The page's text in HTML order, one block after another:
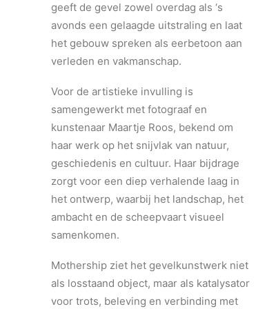
geeft de gevel zowel overdag als ‘s
avonds een gelaagde uitstraling en laat
het gebouw spreken als eerbetoon aan
verleden en vakmanschap.
Voor de artistieke invulling is
samengewerkt met fotograaf en
kunstenaar Maartje Roos, bekend om
haar werk op het snijvlak van natuur,
geschiedenis en cultuur. Haar bijdrage
zorgt voor een diep verhalende laag in
het ontwerp, waarbij het landschap, het
ambacht en de scheepvaart visueel
samenkomen.
Mothership ziet het gevelkunstwerk niet
als losstaand object, maar als katalysator
voor trots, beleving en verbinding met